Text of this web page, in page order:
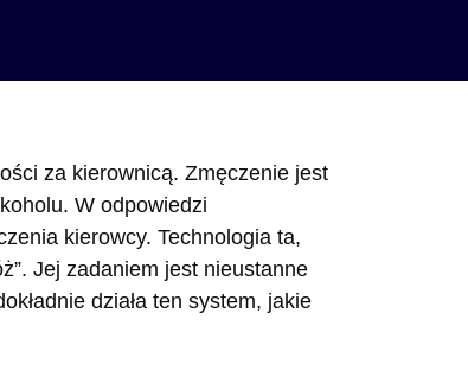
za kierownicą. Zmęczenie jest
W odpowiedzi
kierowcy. Technologia ta,
Jej zadaniem jest nieustanne
działa ten system, jakie